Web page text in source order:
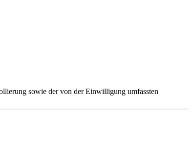
sowie der von der Einwilligung umfassten